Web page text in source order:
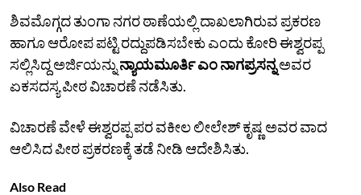
ಶಿವಮೊಗ್ಗದ ತುಂಗಾ ನಗರ ಠಾಣೆಯಲ್ಲಿ ದಾಖಲಾಗಿರುವ ಪ್ರಕರಣ
ಹಾಗೂ ಆರೋಪ ಪಟ್ಟಿ ರದ್ದುಪಡಿಸಬೇಕು ಎಂದು ಕೋರಿ ಈಶ್ವರಪ್ಪ
ಸಲ್ಲಿಸಿದ್ದ ಅರ್ಜಿಯನ್ನುನ್ಯಾಯಮೂರ್ತಿ ಎಂ ನಾಗಪ್ರಸನ್ನಅವರ
ಏಕಸದಸ್ಯ ಪೀಠ ವಿಚಾರಣೆ ನಡೆಸಿತು.
ವಿಚಾರಣೆ ವೇಳೆ ಈಶ್ವರಪ್ಪ ಪರ ವಕೀಲ ಲೀಲೇಶ್ ಕೃಷ್ಣ ಅವರ ವಾದ
ಆಲಿಸಿದ ಪೀಠ ಪ್ರಕರಣಕ್ಕೆ ತಡೆ ನೀಡಿ ಆದೇಶಿಸಿತು.
Also Read